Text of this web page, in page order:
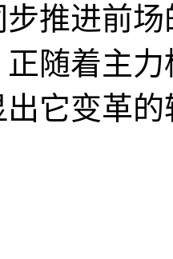
步推进前
随着主
它变革的